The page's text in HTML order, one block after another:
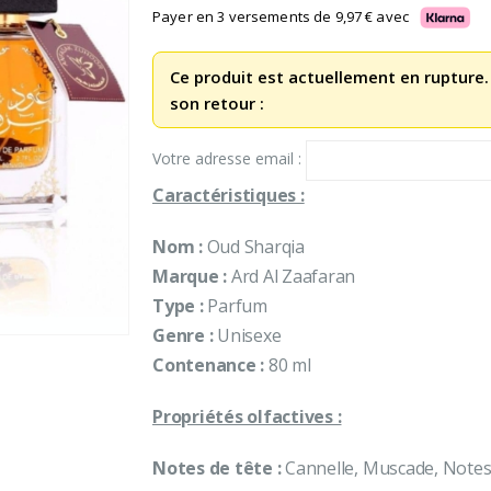
Payer en 3 versements de 9,97€ avec
Ce produit est actuellement en
son retour :
Votre adresse email :
Caractéristiques :
Nom :Oud Sharqia
Marque :Ard Al Zaafaran
Type :Parfum
Genre :Unisexe
Contenance :80 ml
Propriétés olfactives :
Notes de tête :Cannelle, Muscade,